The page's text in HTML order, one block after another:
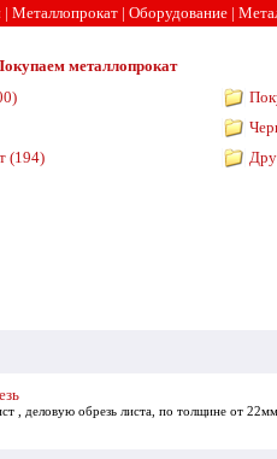
| Металлопрокат | Оборудование |
металлопрокат
(194)
, деловую обрезь листа, по толщине от